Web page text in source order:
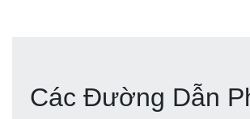
Các Đường Dẫn